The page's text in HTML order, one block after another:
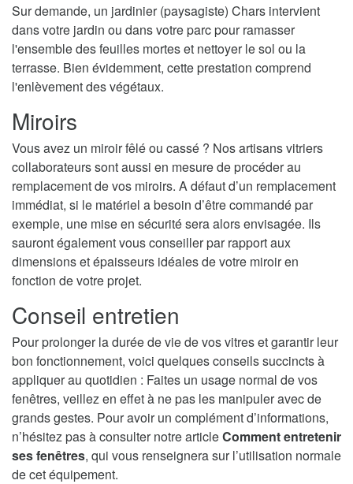
Sur demande, un jardinier (paysagiste) Chars intervient
dans votre jardin ou dans votre parc pour ramasser
l'ensemble des feuilles mortes et nettoyer le sol ou la
terrasse. Bien évidemment, cette prestation comprend
l'enlèvement des végétaux.
Miroirs
Vous avez un miroir fêlé ou cassé ? Nos artisans vitriers
collaborateurs sont aussi en mesure de procéder au
remplacement de vos miroirs. A défaut d’un remplacement
immédiat, si le matériel a besoin d’être commandé par
exemple, une mise en sécurité sera alors envisagée. Ils
sauront également vous conseiller par rapport aux
dimensions et épaisseurs idéales de votre miroir en
fonction de votre projet.
Conseil entretien
Pour prolonger la durée de vie de vos vitres et garantir leur
bon fonctionnement, voici quelques conseils succincts à
appliquer au quotidien : Faites un usage normal de vos
fenêtres, veillez en effet à ne pas les manipuler avec de
grands gestes. Pour avoir un complément d’informations,
n’hésitez pas à consulter notre articleComment entretenir
ses fenêtres, qui vous renseignera sur l’utilisation normale
de cet équipement.